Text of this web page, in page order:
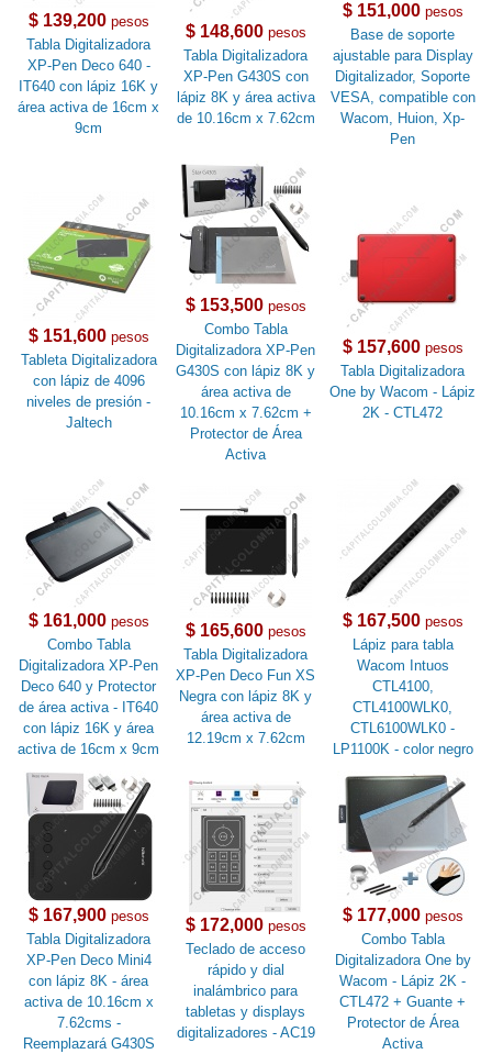
$ 139,200pesos
Tabla Digitalizadora
XP-Pen Deco 640 -
IT640 con lápiz 16K y
área activa de 16cm x
9cm
$ 148,600pesos
Tabla Digitalizadora
XP-Pen G430S con
lápiz 8K y área activa
de 10.16cm x 7.62cm
$ 151,000pesos
Base de soporte
ajustable para Display
Digitalizador, Soporte
VESA, compatible con
Wacom, Huion, Xp-
Pen
$ 151,600pesos
Tableta Digitalizadora
con lápiz de 4096
niveles de presión -
Jaltech
$ 153,500pesos
Combo Tabla
Digitalizadora XP-Pen
G430S con lápiz 8K y
área activa de
10.16cm x 7.62cm +
Protector de Área
Activa
$ 157,600pesos
Tabla Digitalizadora
One by Wacom - Lápiz
2K - CTL472
$ 161,000pesos
Combo Tabla
Digitalizadora XP-Pen
Deco 640 y Protector
de área activa - IT640
con lápiz 16K y área
activa de 16cm x 9cm
$ 165,600pesos
Tabla Digitalizadora
XP-Pen Deco Fun XS
Negra con lápiz 8K y
área activa de
12.19cm x 7.62cm
$ 167,500pesos
Lápiz para tabla
Wacom Intuos
CTL4100,
CTL4100WLK0,
CTL6100WLK0 -
LP1100K - color negro
$ 167,900pesos
Tabla Digitalizadora
XP-Pen Deco Mini4
con lápiz 8K - área
activa de 10.16cm x
7.62cms -
Reemplazará G430S
$ 172,000pesos
Teclado de acceso
rápido y dial
inalámbrico para
tabletas y displays
digitalizadores - AC19
$ 177,000pesos
Combo Tabla
Digitalizadora One by
Wacom - Lápiz 2K -
CTL472 + Guante +
Protector de Área
Activa